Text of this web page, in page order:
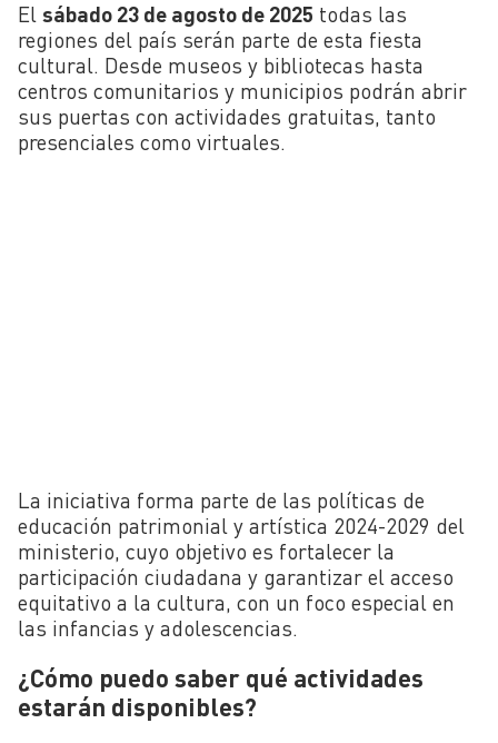
El sábado 23 de agosto de 2025 todas las
regiones del país serán parte de esta fiesta
cultural. Desde museos y bibliotecas hasta
centros comunitarios y municipios podrán abrir
sus puertas con actividades gratuitas, tanto
presenciales como virtuales.
La iniciativa forma parte de las políticas de
educación patrimonial y artística 2024-2029 del
ministerio, cuyo objetivo es fortalecer la
participación ciudadana y garantizar el acceso
equitativo a la cultura, con un foco especial en
las infancias y adolescencias.
¿Cómo puedo saber qué actividades
estarán disponibles?